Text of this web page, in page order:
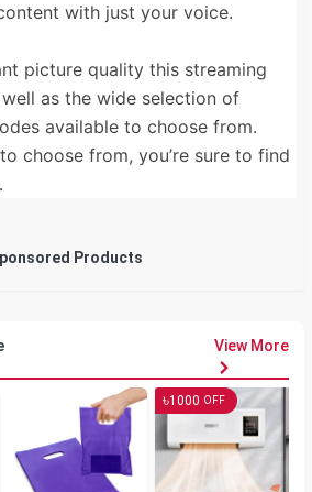
with just your voice.
picture quality this streaming
as the wide selection of
available to choose from.
choose from, you’re sure to find
Products
View More
৳1000 OFF